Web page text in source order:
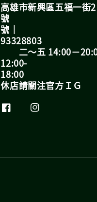
高雄市新興區五福一街2
號
號｜
二～五 14:00－
12:00-
休店請關注官方ＩＧ